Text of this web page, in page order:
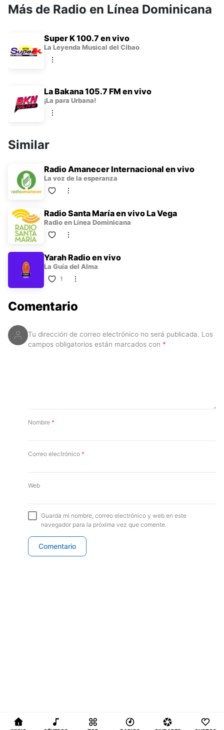
Media Group, operando desde la ciudad de Barahona.
Radio Alabanza FM:
vida
Conéctate con nosotros para disfrutar de una señal divina y
programas diseñados para fortalecer tu vida espiritual. Somos
Contactos:
📍 Ubicación: Calle 30 de Mayo N.º 20, Plaza Dola Andrea,
✉️ Correo electrónico: urbana96@outlook.es
Más de Radio en Línea Dominicana
Super K 100.7 en vivo
La Leyenda Musical del Cibao
La Bakana 105.7 FM en vivo
¡La para Urbana!
Similar
Radio Amanecer Internacional en vivo
La voz de la esperanza
Radio Santa María en vivo La Vega
Radio en Línea Dominicana
Yarah Radio en vivo
La Guía del Alma
1
Comentario
Tu dirección de correo electrónico no será publicada. Los
campos obligatorios están marcados con *
Nombre *
Correo electrónico *
Web
Guarda mi nombre, correo electrónico y web en este
navegador para la próxima vez que comente.